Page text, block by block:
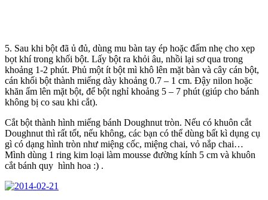
5. Sau khi bột đã ủ đủ, dùng mu bàn tay ép hoặc đấm nhẹ cho xẹp
bọt khí trong khối bột. Lấy bột ra khỏi âu, nhồi lại sơ qua trong
khoảng 1-2 phút. Phủ một ít bột mì khô lên mặt bàn và cây cán bột,
cán khối bột thành miếng dày khoảng 0.7 – 1 cm. Đậy nilon hoặc
khăn ẩm lên mặt bột, để bột nghỉ khoảng 5 – 7 phút (giúp cho bánh
không bị co sau khi cắt).
Cắt bột thành hình miếng bánh Doughnut tròn. Nếu có khuôn cắt
Doughnut thì rất tốt, nếu không, các bạn có thể dùng bất kì dụng cụ
gì có dạng hình tròn như miệng cốc, miệng chai, vỏ nắp chai…
Mình dùng 1 ring kim loại làm mousse đường kính 5 cm và khuôn
cắt bánh quy hình hoa :) .